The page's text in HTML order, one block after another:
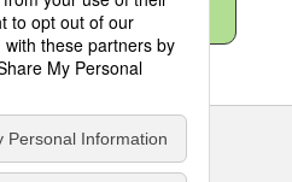
情報一覧へ
て
クッキーポリシー
パナソニック ホールディングス